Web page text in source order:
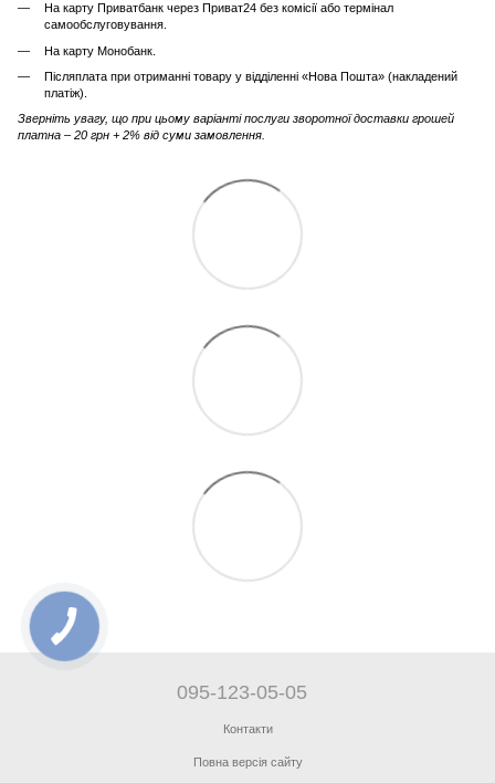
На карту Приватбанк через Приват24 без комісії або термінал
самообслуговування.
На карту Монобанк.
Післяплата при отриманні товару у відділенні «Нова Пошта» (накладений
платіж).
Зверніть увагу, що при цьому варіанті послуги зворотної доставки грошей
платна – 20 грн + 2% від суми замовлення.
095-123-05-05
Контакти
Повна версія сайту